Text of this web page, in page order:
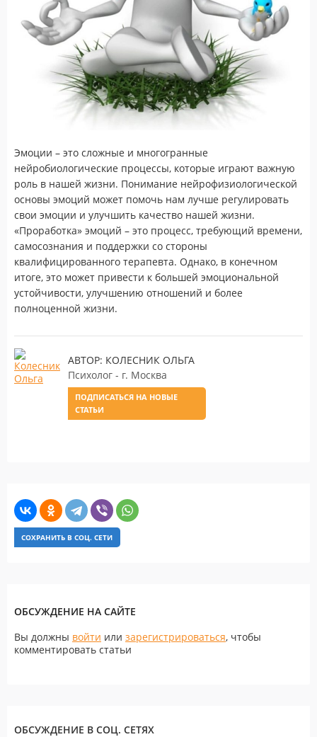
Эмоции – это сложные и многогранные
нейробиологические процессы, которые играют важную
роль в нашей жизни. Понимание нейрофизиологической
основы эмоций может помочь нам лучше регулировать
свои эмоции и улучшить качество нашей жизни.
«Проработка» эмоций – это процесс, требующий времени,
самосознания и поддержки со стороны
квалифицированного терапевта. Однако, в конечном
итоге, это может привести к большей эмоциональной
устойчивости, улучшению отношений и более
полноценной жизни.
АВТОР: КОЛЕСНИК ОЛЬГА
Психолог - г. Москва
ПОДПИСАТЬСЯ НА НОВЫЕ
СТАТЬИ
СОХРАНИТЬ В СОЦ. СЕТИ
ОБСУЖДЕНИЕ НА САЙТЕ
Вы должны войти или зарегистрироваться, чтобы
комментировать статьи
ОБСУЖДЕНИЕ В СОЦ. СЕТЯХ